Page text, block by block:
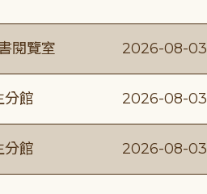
閱覽室 2026-08-03
分館 2026-08-03
分館 2026-08-03